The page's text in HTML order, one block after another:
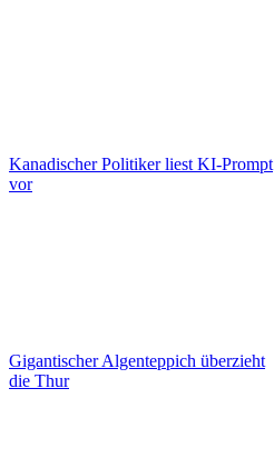
Kanadischer Politiker liest KI-Prompt
vor
Gigantischer Algenteppich überzieht
die Thur